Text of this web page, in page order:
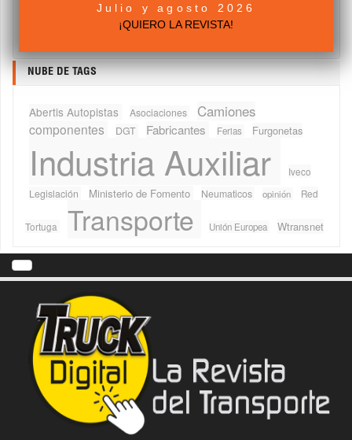
NUBE DE TAGS
Abertis Autopistas Asociaciones Camiones
componentes DGT Fabricantes Ferias Furgonetas
Industria Auxiliar
Iveco
Legislación
Ministerio de Fomento Neumaticos opinión Red
Tortuga Transporte Unión Europea Wtransnet
Julio y agosto 2026
¡QUIERO LA REVISTA!